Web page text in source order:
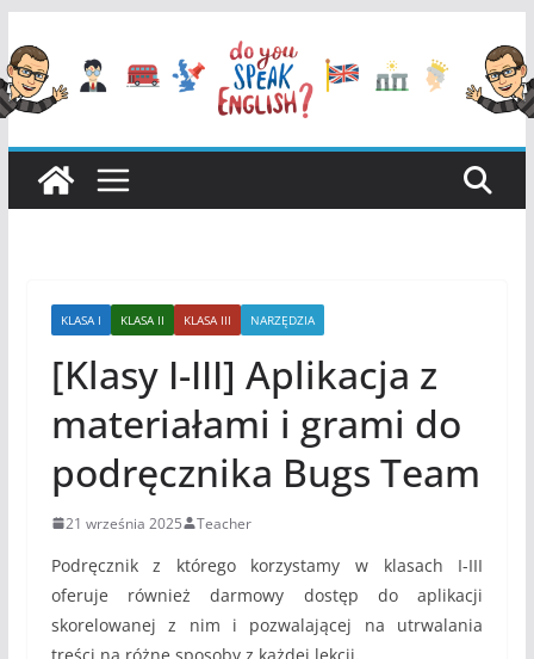
do
treści
KLASA I KLASA II KLASA III NARZĘDZIA
[Klasy I-III] Aplikacja z
materiałami i grami do
podręcznika Bugs Team
21 września 2025 Teacher
Podręcznik z którego korzystamy w klasach I-III
oferuje również darmowy dostęp do aplikacji
skorelowanej z nim i pozwalającej na utrwalania